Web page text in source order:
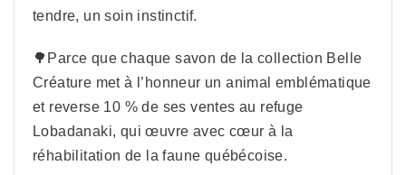
tendre, un soin instinctif.
🌳Parce que chaque savon de la collection Belle
Créature met à l’honneur un animal emblématique
et reverse 10 % de ses ventes au refuge
Lobadanaki, qui œuvre avec cœur à la
réhabilitation de la faune québécoise.